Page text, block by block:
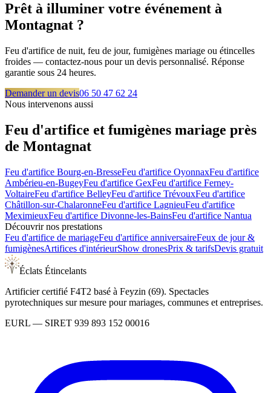
Prêt à illuminer votre événement à
Montagnat ?
Feu d'artifice de nuit, feu de jour, fumigènes mariage ou étincelles
froides — contactez-nous pour un devis personnalisé. Réponse
garantie sous 24 heures.
Demander un devis06 50 47 62 24
Nous intervenons aussi
Feu d'artifice et fumigènes mariage près
de Montagnat
Feu d'artifice Bourg-en-BresseFeu d'artifice OyonnaxFeu d'artifice
Ambérieu-en-BugeyFeu d'artifice GexFeu d'artifice Ferney-
VoltaireFeu d'artifice BelleyFeu d'artifice TrévouxFeu d'artifice
Châtillon-sur-ChalaronneFeu d'artifice LagnieuFeu d'artifice
MeximieuxFeu d'artifice Divonne-les-BainsFeu d'artifice Nantua
Découvrir nos prestations
Feu d'artifice de mariageFeu d'artifice anniversaireFeux de jour &
fumigènesArtifices d'intérieurShow dronesPrix & tarifsDevis gratuit
Éclats Étincelants
Artificier certifié F4T2 basé à Feyzin (69). Spectacles
pyrotechniques sur mesure pour mariages, communes et entreprises.
EURL — SIRET 939 893 152 00016